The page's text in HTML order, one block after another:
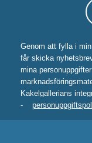
Genom att fylla i
får skicka
mina
Kakelgallerians
-